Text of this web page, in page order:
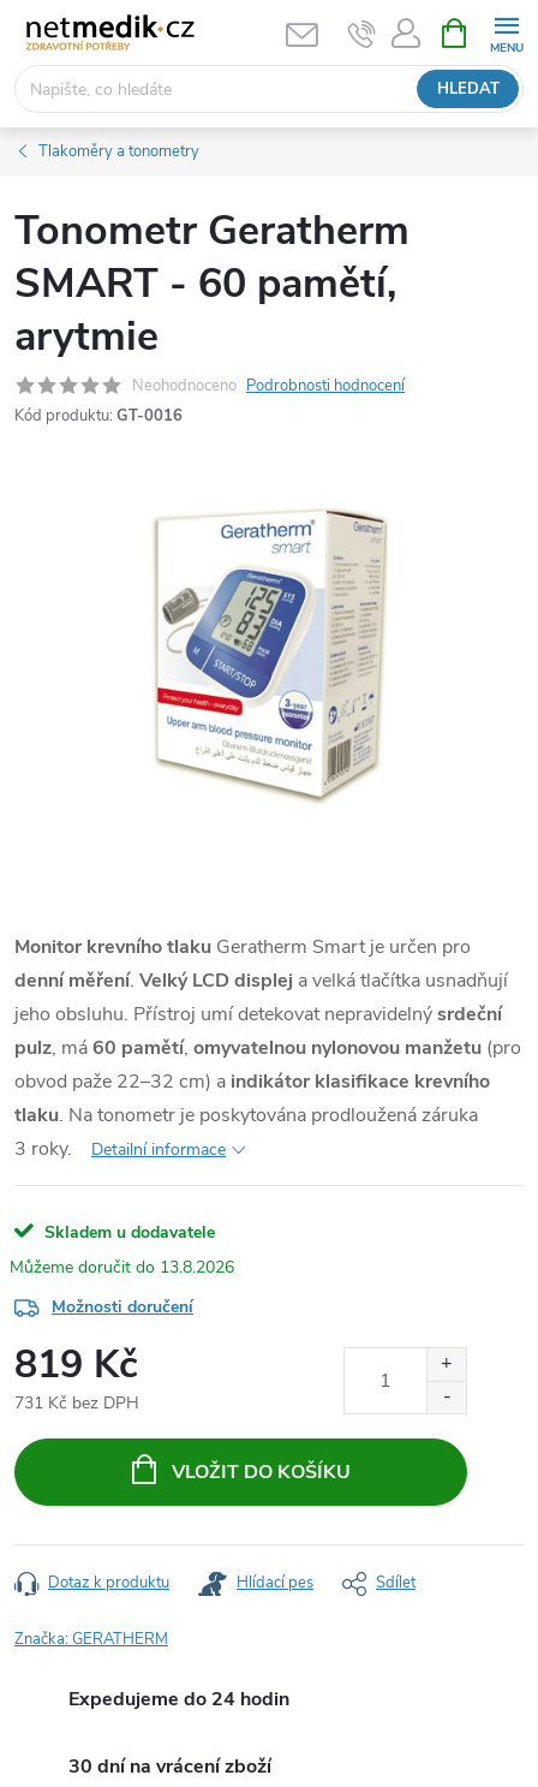
obsah
HLEDAT
NÁKUPNÍ
KOŠÍK
Tlakoměry a tonometry
Tonometr Geratherm
SMART - 60 pamětí,
arytmie
Neohodnoceno Podrobnosti hodnocení
Kód produktu: GT-0016
Monitor krevního tlaku Geratherm Smart je určen pro
denní měření. Velký LCD displej a velká tlačítka usnadňují
jeho obsluhu. Přístroj umí detekovat nepravidelnýsrdeční
pulz, má60 pamětí, omyvatelnou nylonovou manžetu (pro
obvod paže 22–32 cm) a indikátor klasifikace krevního
tlaku. Na tonometr je poskytována prodloužená záruka
3 roky.
Detailní informace
Skladem u dodavatele
13.8.2026
Možnosti doručení
819 Kč
731 Kč bez DPH
cena:
VLOŽIT DO KOŠÍKU
Dotaz k produktu Hlídací pes Sdílet
Značka:GERATHERM
Expedujeme do 24 hodin
30 dní na vrácení zboží